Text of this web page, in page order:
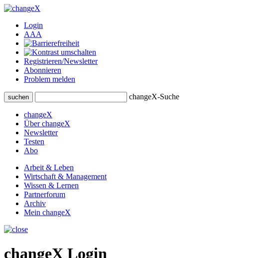
Login
AAA
Registrieren/Newsletter
Abonnieren
Problem melden
suchen changeX-Suche
changeX
Über changeX
Newsletter
Testen
Abo
Arbeit & Leben
Wirtschaft & Management
Wissen & Lernen
Partnerforum
Archiv
Mein changeX
changeX Login